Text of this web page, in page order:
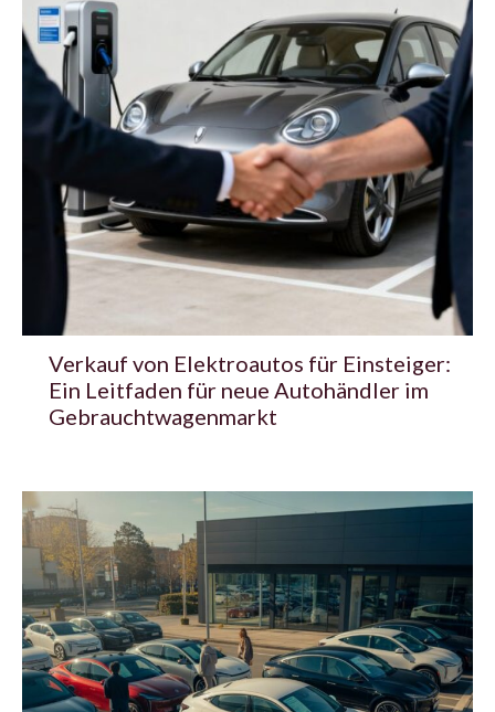
Verkauf von Elektroautos für Einsteiger:
Ein Leitfaden für neue Autohändler im
Gebrauchtwagenmarkt